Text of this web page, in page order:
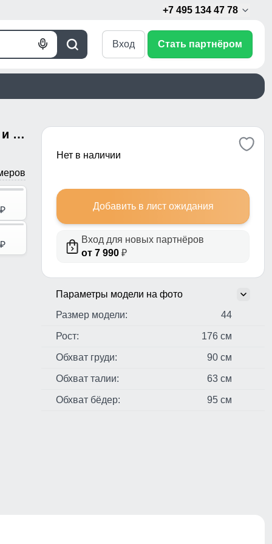
+7 495 134 47 78
Поиск
Голосовой
Вход Стать партнёром
Пальто зимнее женское с мехом и овчиной премиум класса бежевого цвета 3196B
p
p
Нет в наличии
Добавить в лист ожидания
Вход для новых партнёров
от 7 990 ₽
Параметры модели на фото
Размер модели:
44
Рост: 176 см
Обхват груди: 90 см
Обхват талии: 63 см
Обхват бёдер: 95 см